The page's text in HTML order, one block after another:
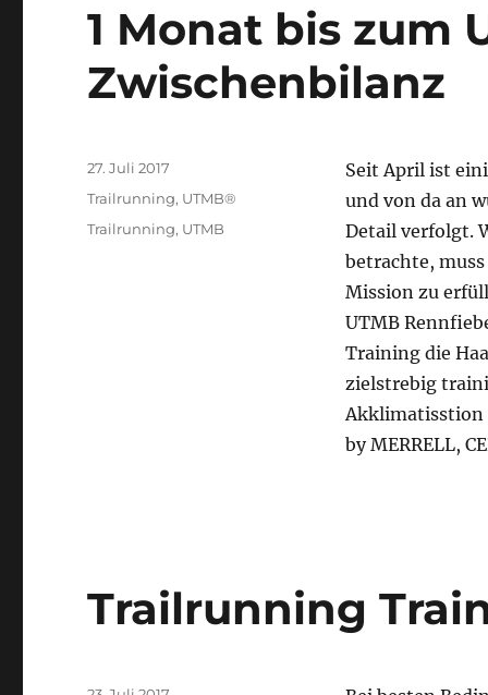
1 Monat bis zum
Zwischenbilanz
Seit April ist
und von da an
Detail verfolgt.
betrachte,
Mission zu
UTMB
Training die
zielstrebig
Akklimatisstion
by MERRELL,
Veröffentlicht
am
27. Juli 2017
Kategorien
Trailrunning, UTMB®
Schlagwörter
Trailrunning, UTMB
Trailrunning